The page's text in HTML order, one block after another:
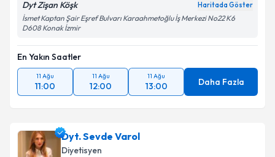
Dyt Zişan Köşk Haritada Göster
İsmet Kaptan Şair Eşref Bulvarı Karaahmetoğlu İş Merkezi No22 K6
D608 Konak İzmir
En Yakın Saatler
11 Ağu
11:00
11 Ağu
12:00
11 Ağu
13:00 Daha Fazla
Dyt. Sevde Varol
Diyetisyen